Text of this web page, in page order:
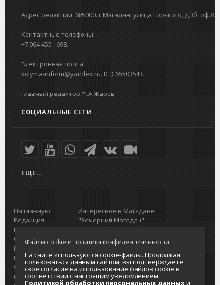
Адрес редакции: 685000. г.Магадан. улица Горького, д.3б, оф.8
Контактные телефоны:
+7 964 455 1698.
Электронная почта:
kolyma-inform@yandex.ru. ICQ 65503543.
Главный редактор Ф.А.Жаров
СОЦИАЛЬНЫЕ СЕТИ
ЕЩЕ...
На главную
Редакция
портала
О проекте
Реклама на
портале
Отзывы и
предложения
Интересное в Магадане
"Вечерний Магадан"
Городская доска объявлений
Главный туристический портал
Колымы
Политика в отношении обработки
персональных данных
Файлы cookie и политика конфиденциальности.
На сайте используются cookie-файлы. Продолжая
пользоваться данным сайтом, вы подтверждаете
свое согласие на использование файлов cookie в
соответствии с настоящим уведомлением,
Политикой обработки персональных данныхи